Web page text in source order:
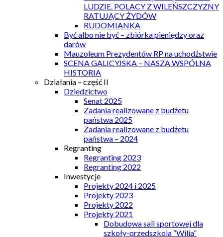
LUDZIE. POLACY Z WILEŃSZCZYZNY
RATUJĄCY ŻYDÓW
RUDOMIANKA
Być albo nie być – zbiórka pieniędzy oraz
darów
Mauzoleum Prezydentów RP na uchodźstwie
SCENA GALICYJSKA – NASZA WSPÓLNA
HISTORIA
Działania – część II
Dziedzictwo
Senat 2025
Zadania realizowane z budżetu
państwa 2025
Zadania realizowane z budżetu
państwa – 2024
Regranting
Regranting 2023
Regranting 2022
Inwestycje
Projekty 2024 i 2025
Projekty 2023
Projekty 2022
Projekty 2021
Dobudowa sali sportowej dla
szkoły-przedszkola “Wilia”